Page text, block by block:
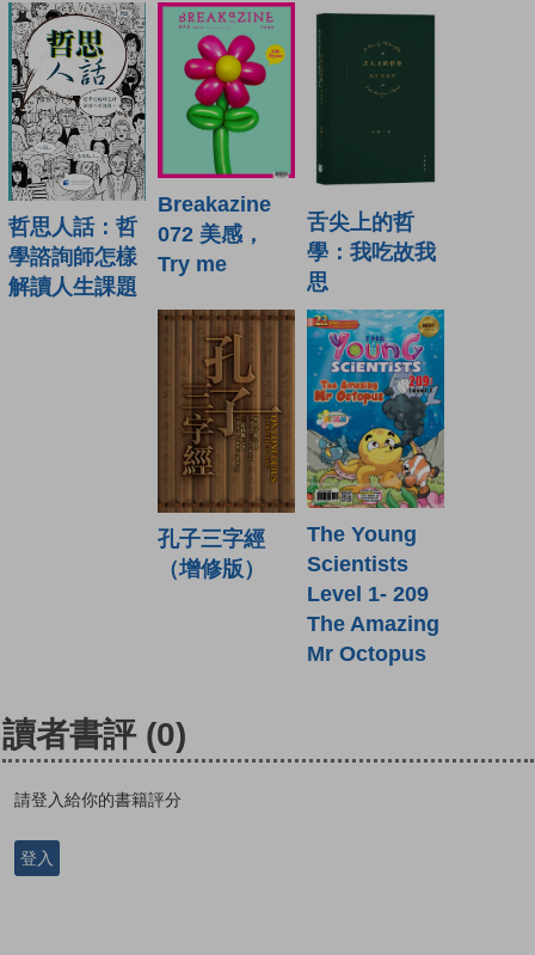
哲思人話：哲
學諮詢師怎樣
解讀人生課題
Breakazine
072 美感，
Try me
舌尖上的哲
學：我吃故我
思
孔子三字經
（增修版）
The Young
Scientists
Level 1- 209
The Amazing
Mr Octopus
讀者書評 (0)
請登入給你的書籍評分
登入